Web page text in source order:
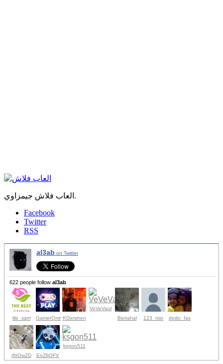
العاب فلاش جيمزاوي.
Facebook
Twitter
RSS
al3ab on Twitter
622 people follow al3ab
lile_sam GamerOmr KGershen
VeVeVaul
Berrahal
123_nisr dodo_fas
rfttOwZD EnZftOFV
ksgon511